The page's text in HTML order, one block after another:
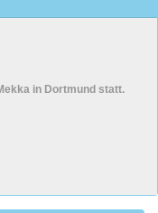
in Dortmund statt.